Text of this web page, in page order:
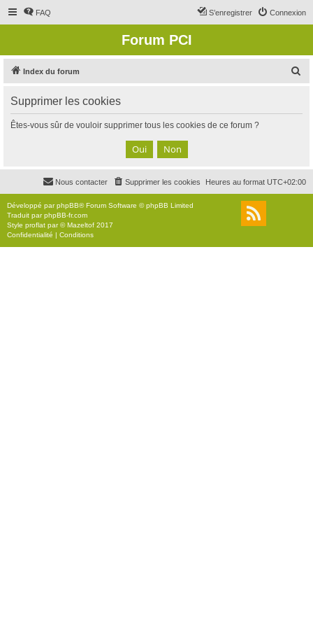
FAQ Connexion
S’enregistrer
Forum PCI
Index du forum
c
Supprimer les cookies
Êtes-vous sûr de vouloir supprimer tous les cookies de ce forum ?
Heures au format UTC+02:00
Supprimer les cookies
Nous contacter
Développé parphpBB® Forum Software © phpBB Limited
Traduit parphpBB-fr.com
Style proflat par ©Mazeltof 2017
Confidentialité | Conditions